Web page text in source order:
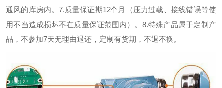
通风的库房内。7.质量保证期12个月（压力过载、接线错误等使
用不当造成损坏不在质量保证范围内）。8.特殊产品属于定制产
品，不参加7天无理由退还，定制有货期，不退不换。